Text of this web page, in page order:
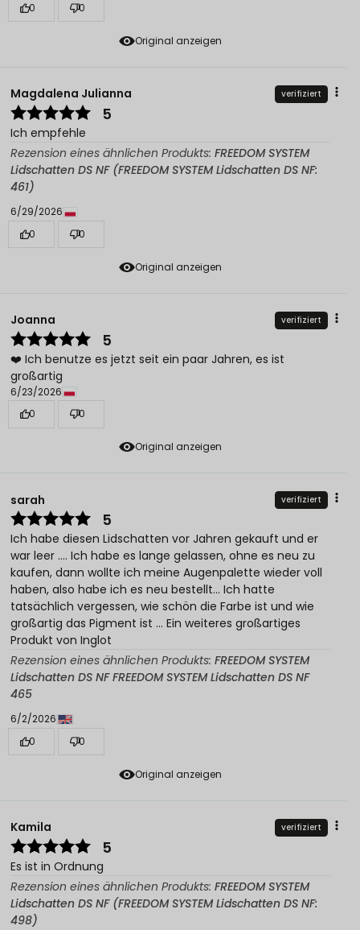
Original anzeigen
0
0
Original anzeigen
Magdalena Julianna verifiziert
5
Ich empfehle
Rezension eines ähnlichen Produkts: FREEDOM SYSTEM
Lidschatten DS NF (FREEDOM SYSTEM Lidschatten DS NF:
461)
6/29/2026
0
0
Original anzeigen
Joanna verifiziert
5
❤️ Ich benutze es jetzt seit ein paar Jahren, es ist
großartig
6/23/2026
0
0
Original anzeigen
sarah verifiziert
5
Ich habe diesen Lidschatten vor Jahren gekauft und er
war leer .... Ich habe es lange gelassen, ohne es neu zu
kaufen, dann wollte ich meine Augenpalette wieder voll
haben, also habe ich es neu bestellt... Ich hatte
tatsächlich vergessen, wie schön die Farbe ist und wie
großartig das Pigment ist ... Ein weiteres großartiges
Produkt von Inglot
Rezension eines ähnlichen Produkts: FREEDOM SYSTEM
Lidschatten DS NF FREEDOM SYSTEM Lidschatten DS NF
465
6/2/2026
0
0
Kamila verifiziert
5
Es ist in Ordnung
Rezension eines ähnlichen Produkts: FREEDOM SYSTEM
Lidschatten DS NF (FREEDOM SYSTEM Lidschatten DS NF:
498)